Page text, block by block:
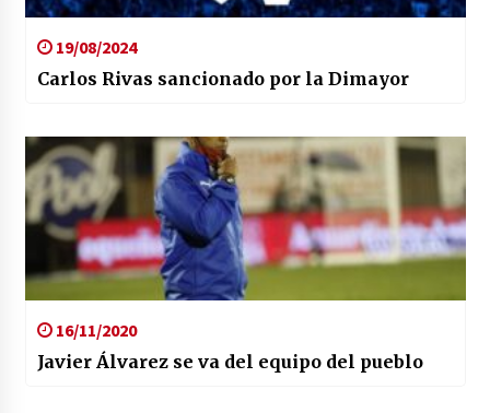
19/08/2024
Carlos Rivas sancionado por la Dimayor
16/11/2020
Javier Álvarez se va del equipo del pueblo